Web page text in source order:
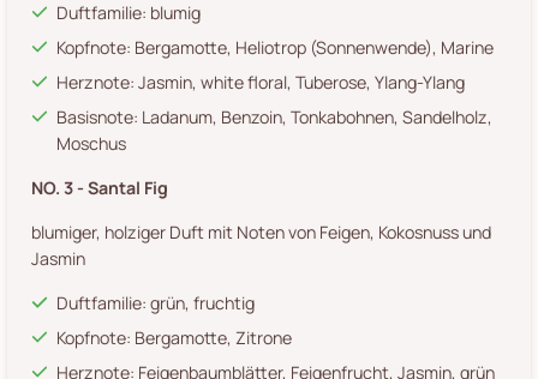
Duftfamilie: blumig
Kopfnote: Bergamotte, Heliotrop (Sonnenwende), Marine
Herznote: Jasmin, white floral, Tuberose, Ylang-Ylang
Basisnote: Ladanum, Benzoin, Tonkabohnen, Sandelholz,
Moschus
NO. 3 - Santal Fig
blumiger, holziger Duft mit Noten von Feigen, Kokosnuss und
Jasmin
Duftfamilie: grün, fruchtig
Kopfnote: Bergamotte, Zitrone
Herznote: Feigenbaumblätter, Feigenfrucht, Jasmin, grün